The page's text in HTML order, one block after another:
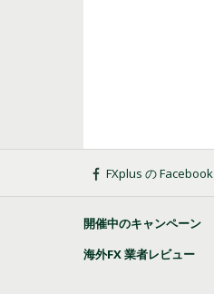
FXplus の Facebook
開催中のキャンペーン
海外FX 業者レビュー